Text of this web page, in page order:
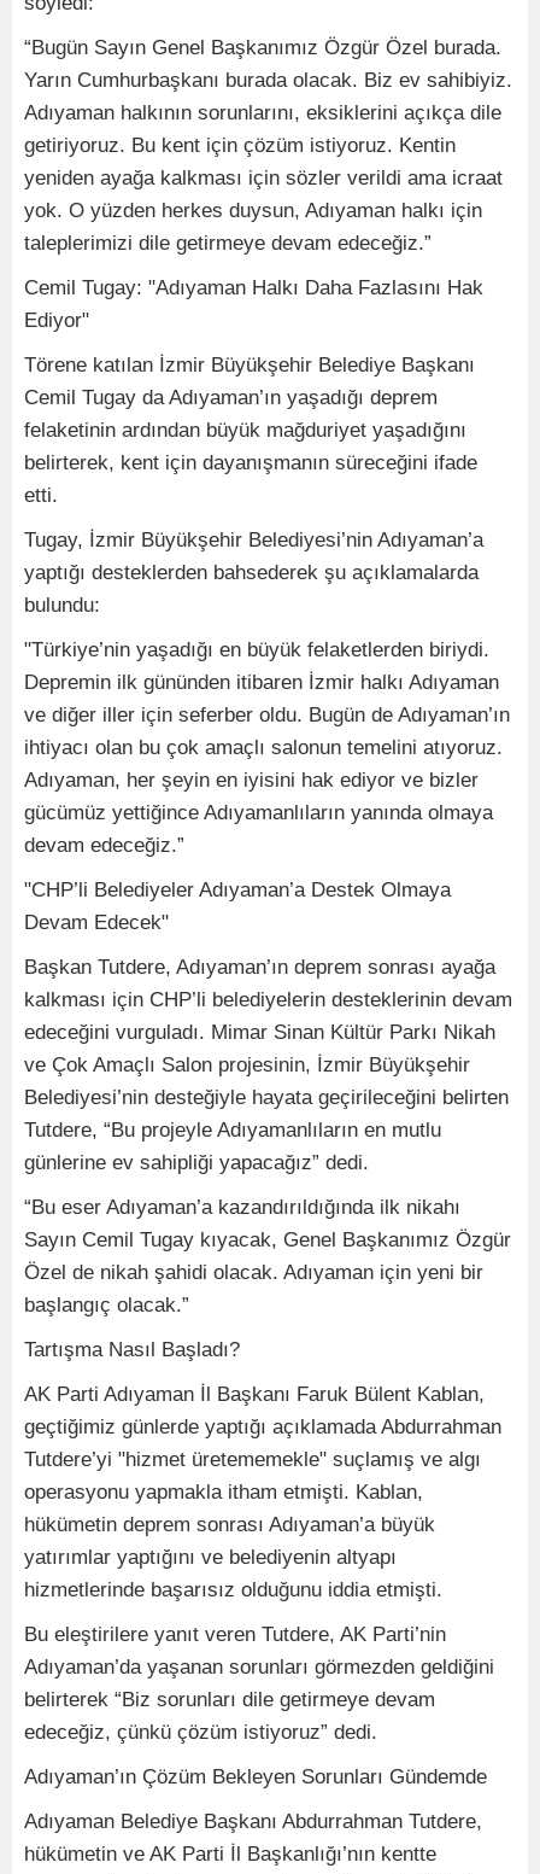
“Bugün Sayın Genel Başkanımız Özgür Özel burada.
Yarın Cumhurbaşkanı burada olacak. Biz ev sahibiyiz.
Adıyaman halkının sorunlarını, eksiklerini açıkça dile
getiriyoruz. Bu kent için çözüm istiyoruz. Kentin
yeniden ayağa kalkması için sözler verildi ama icraat
yok. O yüzden herkes duysun, Adıyaman halkı için
taleplerimizi dile getirmeye devam edeceğiz.”
Cemil Tugay: "Adıyaman Halkı Daha Fazlasını Hak
Ediyor"
Törene katılan İzmir Büyükşehir Belediye Başkanı
Cemil Tugay da Adıyaman’ın yaşadığı deprem
felaketinin ardından büyük mağduriyet yaşadığını
belirterek, kent için dayanışmanın süreceğini ifade
etti.
Tugay, İzmir Büyükşehir Belediyesi’nin Adıyaman’a
yaptığı desteklerden bahsederek şu açıklamalarda
bulundu:
"Türkiye’nin yaşadığı en büyük felaketlerden biriydi.
Depremin ilk gününden itibaren İzmir halkı Adıyaman
ve diğer iller için seferber oldu. Bugün de Adıyaman’ın
ihtiyacı olan bu çok amaçlı salonun temelini atıyoruz.
Adıyaman, her şeyin en iyisini hak ediyor ve bizler
gücümüz yettiğince Adıyamanlıların yanında olmaya
devam edeceğiz.”
"CHP’li Belediyeler Adıyaman’a Destek Olmaya
Devam Edecek"
Başkan Tutdere, Adıyaman’ın deprem sonrası ayağa
kalkması için CHP’li belediyelerin desteklerinin devam
edeceğini vurguladı. Mimar Sinan Kültür Parkı Nikah
ve Çok Amaçlı Salon projesinin, İzmir Büyükşehir
Belediyesi’nin desteğiyle hayata geçirileceğini belirten
Tutdere, “Bu projeyle Adıyamanlıların en mutlu
günlerine ev sahipliği yapacağız” dedi.
“Bu eser Adıyaman’a kazandırıldığında ilk nikahı
Sayın Cemil Tugay kıyacak, Genel Başkanımız Özgür
Özel de nikah şahidi olacak. Adıyaman için yeni bir
başlangıç olacak.”
Tartışma Nasıl Başladı?
AK Parti Adıyaman İl Başkanı Faruk Bülent Kablan,
geçtiğimiz günlerde yaptığı açıklamada Abdurrahman
Tutdere’yi "hizmet üretememekle" suçlamış ve algı
operasyonu yapmakla itham etmişti. Kablan,
hükümetin deprem sonrası Adıyaman’a büyük
yatırımlar yaptığını ve belediyenin altyapı
hizmetlerinde başarısız olduğunu iddia etmişti.
Bu eleştirilere yanıt veren Tutdere, AK Parti’nin
Adıyaman’da yaşanan sorunları görmezden geldiğini
belirterek “Biz sorunları dile getirmeye devam
edeceğiz, çünkü çözüm istiyoruz” dedi.
Adıyaman’ın Çözüm Bekleyen Sorunları Gündemde
Adıyaman Belediye Başkanı Abdurrahman Tutdere,
hükümetin ve AK Parti İl Başkanlığı’nın kentte